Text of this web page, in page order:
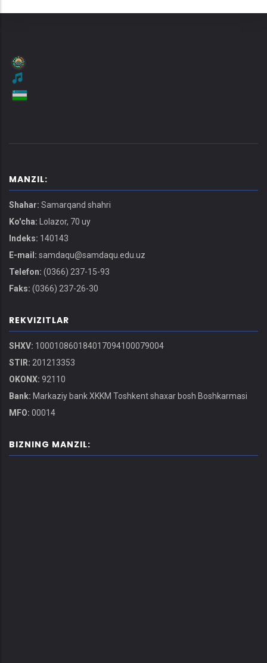
MANZIL:
Shahar: Samarqand shahri
Ko'cha: Lolazor, 70 uy
Indeks: 140143
E-mail: samdaqu@samdaqu.edu.uz
Telefon: (0366) 237-15-93
Faks: (0366) 237-26-30
REKVIZITLAR
SHXV: 100010860184017094100079004
STIR: 201213353
OKONX: 92110
Bank: Markaziy bank XKKM Toshkent shaxar bosh Boshkarmasi
MFO: 00014
BIZNING MANZIL: